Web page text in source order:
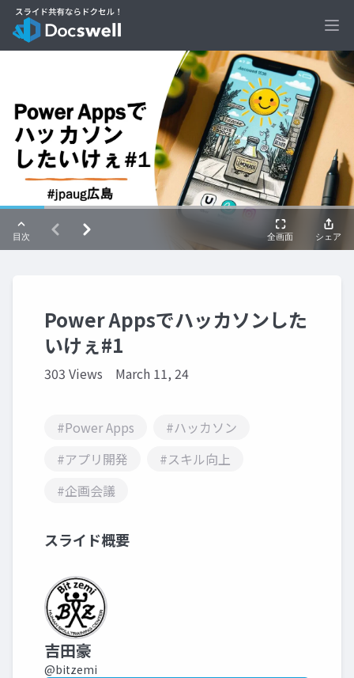
Power Appsでハッカソンした
いけぇ#1
303 Views March 11, 24
#Power Apps
#ハッカソン
#アプリ開発
#スキル向上
#企画会議
スライド概要
吉田豪
@bitzemi